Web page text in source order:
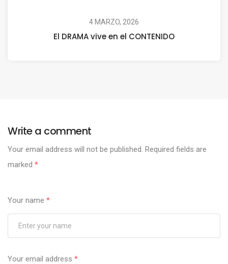
4 MARZO, 2026
El DRAMA vive en el CONTENIDO
Write a comment
Your email address will not be published. Required fields are
marked *
Your name *
Your email address *